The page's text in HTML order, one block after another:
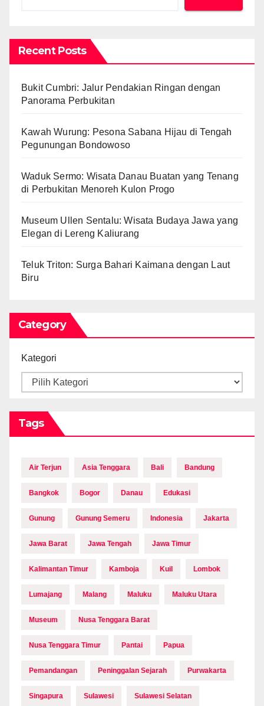
Recent Posts
Bukit Cumbri: Jalur Pendakian Ringan dengan
Panorama Perbukitan
Kawah Wurung: Pesona Sabana Hijau di Tengah
Pegunungan Bondowoso
Waduk Sermo: Wisata Danau Buatan yang Tenang
di Perbukitan Menoreh Kulon Progo
Museum Ullen Sentalu: Wisata Budaya Jawa yang
Elegan di Lereng Kaliurang
Teluk Triton: Surga Bahari Kaimana dengan Laut
Biru
Category
Kategori
Tags
Air Terjun Asia Tenggara Bali Bandung
Bangkok Bogor Danau Edukasi
Gunung Gunung Semeru Indonesia Jakarta
Jawa Barat Jawa Tengah Jawa Timur
Kalimantan Timur Kamboja Kuil Lombok
Lumajang Malang Maluku Maluku Utara
Museum Nusa Tenggara Barat
Nusa Tenggara Timur Pantai Papua
Pemandangan Peninggalan Sejarah Purwakarta
Singapura Sulawesi Sulawesi Selatan